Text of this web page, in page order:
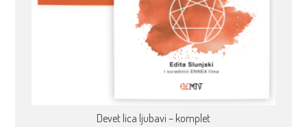
Devet lica ljubavi – komplet